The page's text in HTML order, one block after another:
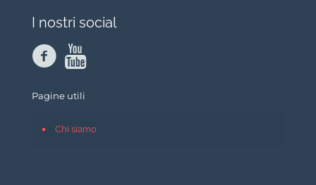
I nostri social
Pagine utili
Chi siamo